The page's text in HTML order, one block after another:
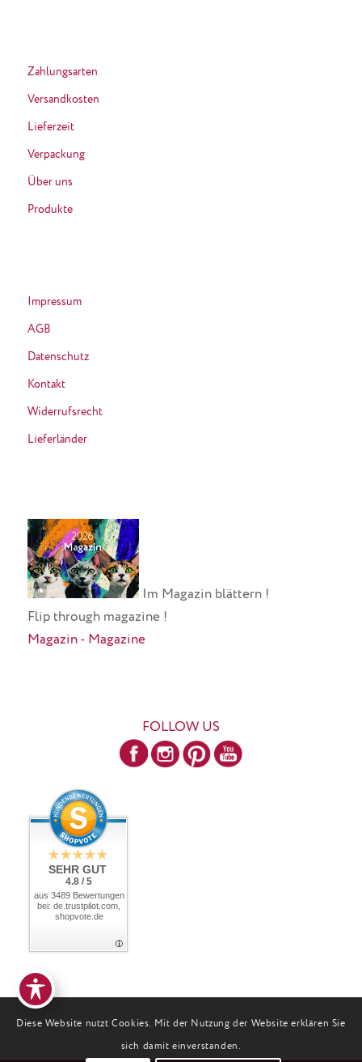
Zahlungsarten
Versandkosten
Lieferzeit
Verpackung
Über uns
Produkte
Impressum
AGB
Datenschutz
Kontakt
Widerrufsrecht
Lieferländer
Im Magazin blättern !
Flip through magazine !
Magazin - Magazine
FOLLOW US
SEHR GUT
4.8 / 5
aus 3489 Bewertungen
bei: de.trustpilot.com,
shopvote.de
Diese Website nutzt Cookies. Mit der Nutzung der Website erklären Sie
sich damit einverstanden.